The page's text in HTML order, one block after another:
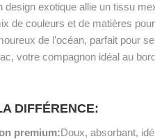
design exotique allie un tissu
de couleurs et de matières
de l’océan, parfait pour
votre compagnon idéal au
DIFFÉRENCE:
premium:Doux, absorbant,